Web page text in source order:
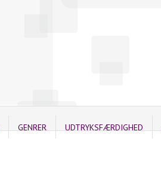
GENRER UDTRYKSFÆRDIGHED